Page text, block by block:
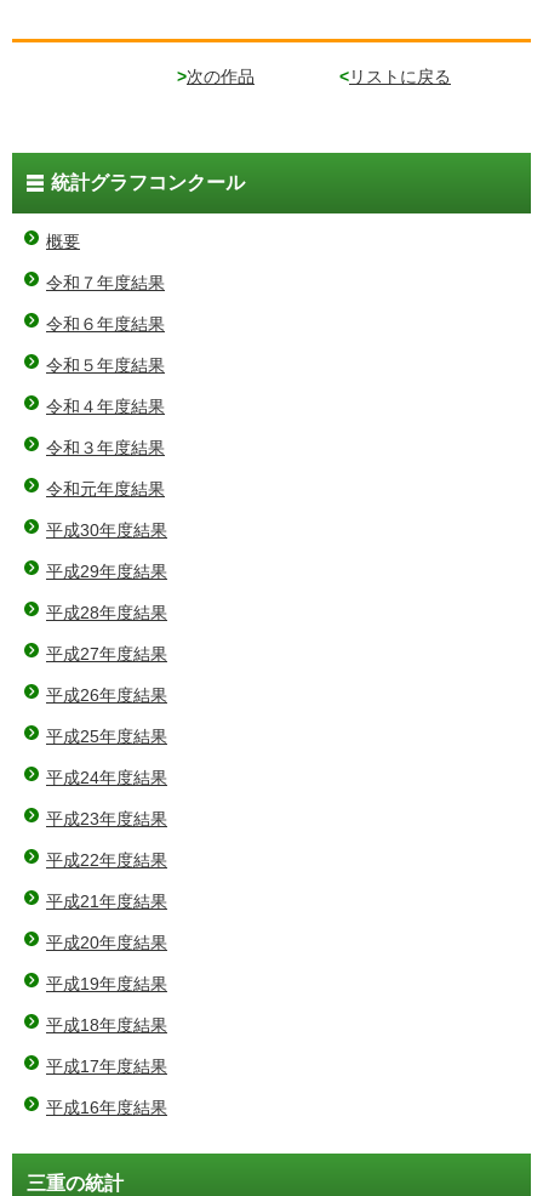
>次の作品 <リストに戻る
統計グラフコンクール
概要
令和７年度結果
令和６年度結果
令和５年度結果
令和４年度結果
令和３年度結果
令和元年度結果
平成30年度結果
平成29年度結果
平成28年度結果
平成27年度結果
平成26年度結果
平成25年度結果
平成24年度結果
平成23年度結果
平成22年度結果
平成21年度結果
平成20年度結果
平成19年度結果
平成18年度結果
平成17年度結果
平成16年度結果
三重の統計